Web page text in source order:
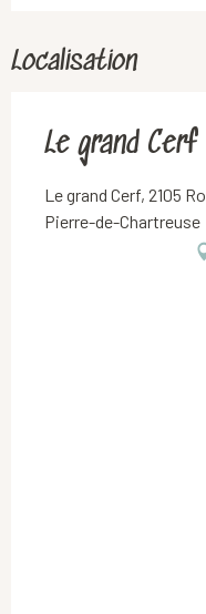
Localisation
Le grand Cerf
Le grand Cerf, 2105
Pierre-de-Chartreuse